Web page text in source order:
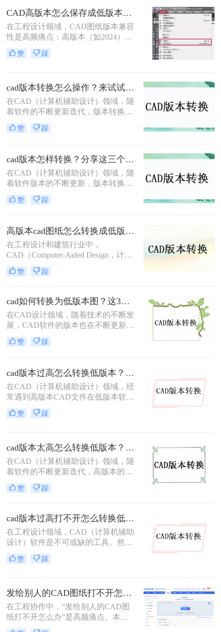
以便在旧版本的CAD软件中打开或编
辑。那么cad版本如何转换低版本呢？
以下是一些常用的方法来实现CAD版
本从高到低的转换。
CAD高版本怎么保存成低版本发给别人？5种安全有效方法实测！
在工程设计领域，CAD图纸版本兼容
性是高频痛点：高版本（如2024）文
件无法被低版本（如2018）打开，导
致协作中断、进度延误。许多用户盲
CAD高版本怎么保存成低版本发给别
人呢？本文基于AutoCAD 2024+系统
实测，系统梳理5种安全有效的版本
边界与关键细节，助您高效完成版本
赞 踩
cad版本转换怎么操作？来试试这二种实用方法吧！
在CAD（计算机辅助设计）领域，随
着软件的不断更新迭代，版本转换成
为了一个常见的需求。无论是出于兼
容性、文件格式要求，还是为了与旧
得尤为重要。那么cad版本转换怎么操
作呢？本文将介绍二种CAD版本转换
的操作方法。
赞 踩
cad版本怎样转换？分享这三个转换方法！
在CAD（计算机辅助设计）领域，随
着软件版本的不断更新，版本转换成
为了一个常见的需求。无论是出于兼
容性、文件格式要求，还是为了与旧
得尤为重要。那么cad版本怎样转换
呢？本文将介绍三种CAD版本转换的
方法。
赞 踩
高版本cad图纸怎么转换成低版本图纸？快来试一试这二种方法吧！
在工程设计和建筑行业中，
CAD（Computer-Aided Design，计算
机辅助设计）文件的版本兼容性问题
时常出现。高版本的CAD图纸在低版
文件的共享和协作带来了不便。那么
高版本cad图纸怎么转换成低版本图纸
呢？本文将介绍两种将高版本CAD图
纸转换为低版本的方法，帮助您轻松
解决这一问题。
赞 踩
cad如何转换为低版本图？这3个方法了解一下！
在CAD设计领域，随着技术的不断发
展，CAD软件的版本也在不断更新。
然而，有时我们需要将高版本的CAD
文件转换为低版本，以便在不同版本
如何转换为低版本图呢？本文将介绍
三种将CAD文件转换为低版本的方
法。
赞 踩
cad版本过高怎么转换低版本？分享3种高效转换方法！
在CAD（计算机辅助设计）领域，经
常遇到高版本CAD文件在低版本软件
中无法打开或编辑的情况。这通常是
因为高版本CAD可能新增了一些功能
低版本变得尤为重要。那么cad版本过
高怎么转换低版本呢？本文将介绍三
种将CAD高版本转换为低版本的高效
赞 踩
cad版本太高怎么转换低版本？分享二个高效实用方法！
在CAD（计算机辅助设计）领域，随
着软件的不断更新迭代，高版本的
CAD文件有时需要在低版本的软件中
打开或编辑。这时，就需要将高版本
版本太高怎么转换低版本呢？本文将
介绍两种常用的CAD版本转换方法。
赞 踩
cad版本过高打不开怎么转换低版本？这3个方法快来试试！
在工程设计领域，CAD（计算机辅助
设计）软件是不可或缺的工具。然
而，随着软件版本的更新迭代，有时
我们可能会遇到高版本CAD文件在低
本文将介绍三种将高版本CAD文件转
换为低版本的方法，帮助大家轻松解
决这一难题。
赞 踩
发给别人的CAD图纸打不开怎么办？CAD版本转换5种有效方法！
在工程协作中，“发给别人的CAD图
纸打不开怎么办”是高频痛点。本文
聚焦CAD版本转换核心解决方案，所